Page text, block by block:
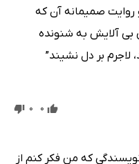
صمیمانه آن که
آلایش به شنونده
لاجرم بر دل نشیند”
0
0
که من فکر کنم از